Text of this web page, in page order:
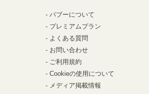
パブーについて
プレミアムプラン
よくある質問
お問い合わせ
ご利用規約
Cookieの使用について
メディア掲載情報